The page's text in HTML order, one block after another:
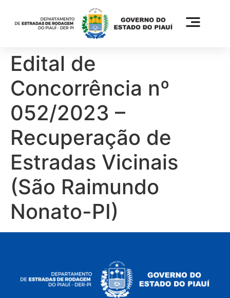
Edital de
Concorrência nº
052/2023 –
Recuperação de
Estradas Vicinais
(São Raimundo
Nonato-PI)